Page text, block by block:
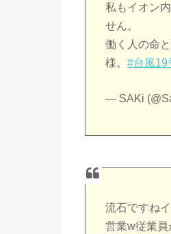
私もイオン
せん。
働く人の命
様。#台風19
— SAKi
流石ですね
営業w従業員